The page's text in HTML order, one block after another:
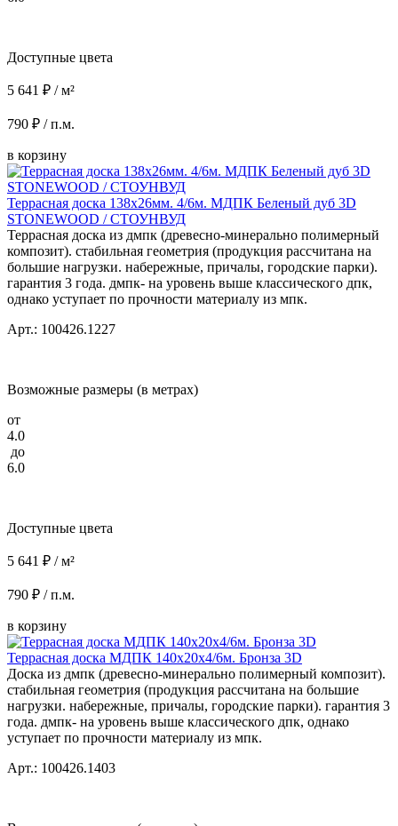
Доступные цвета
5 641 ₽ / м²
790 ₽ / п.м.
в корзину
Террасная доска 138x26мм. 4/6м. МДПК Беленый дуб 3D
STONEWOOD / СТОУНВУД
Террасная доска из дмпк (древесно-минерально полимерный
композит). стабильная геометрия (продукция рассчитана на
большие нагрузки. набережные, причалы, городские парки).
гарантия 3 года. дмпк- на уровень выше классического дпк,
однако уступает по прочности материалу из мпк.
Арт.: 100426.1227
Возможные размеры (в метрах)
от
4.0
до
6.0
Доступные цвета
5 641 ₽ / м²
790 ₽ / п.м.
в корзину
Террасная доска МДПК 140x20x4/6м. Бронза 3D
Доска из дмпк (древесно-минерально полимерный композит).
стабильная геометрия (продукция рассчитана на большие
нагрузки. набережные, причалы, городские парки). гарантия 3
года. дмпк- на уровень выше классического дпк, однако
уступает по прочности материалу из мпк.
Арт.: 100426.1403